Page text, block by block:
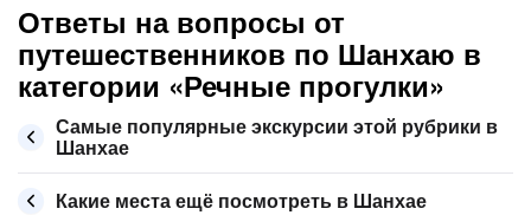
Ответы на вопросы от
путешественников по Шанхаю в
категории «Речные прогулки»
Самые популярные экскурсии этой рубрики в
Шанхае
Какие места ещё посмотреть в Шанхае